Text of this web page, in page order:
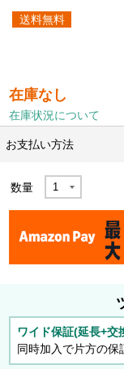
送料無料
在庫なし
在庫状況について
お支払い方法
数量
ワイド保証(延長+交
同時加入で片方の保